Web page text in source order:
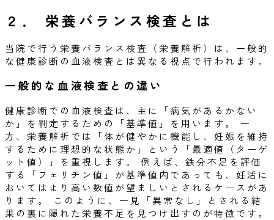
２． 栄養バランス検査とは
当院で行う栄養バランス検査（栄養解析）は、一般的
な健康診断の血液検査とは異なる視点で行われます。
一般的な血液検査との違い
健康診断での血液検査は、主に「病気があるかない
か」を判定するための「基準値」を用います。 一
方、栄養解析では「体が健やかに機能し、妊娠を維持
するために理想的な状態か」という「最適値（ターゲ
ット値）」を重視します。 例えば、鉄分不足を評価
する「フェリチン値」が基準値内であっても、妊活に
おいてはより高い数値が望ましいとされるケースがあ
ります。 このように、一見「異常なし」とされる結
果の裏に隠れた栄養不足を見つけ出すのが特徴です。